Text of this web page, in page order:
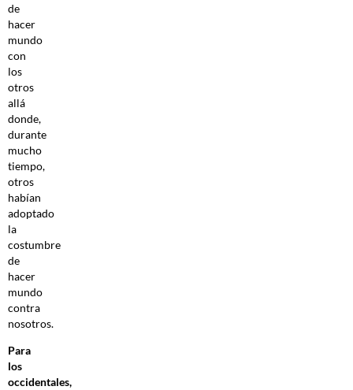
de
hacer
mundo
con
los
otros
allá
donde,
durante
mucho
tiempo,
otros
habían
adoptado
la
costumbre
de
hacer
mundo
contra
nosotros.
Para
los
occidentales,